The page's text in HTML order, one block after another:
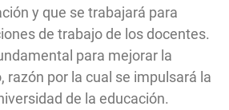
y que se trabajará para
de trabajo de los docentes.
para mejorar la
razón por la cual se impulsará la
de la educación.